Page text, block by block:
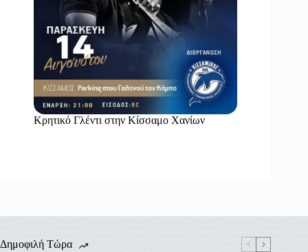
Κρητικό Γλέντι στην Κίσσαμο Χανίων
Δημοφιλή Τώρα